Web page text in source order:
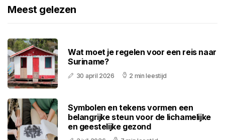
Meest gelezen
Wat moet je regelen voor een reis naar
Suriname?
30 april 2026 2 min leestijd
Symbolen en tekens vormen een
belangrijke steun voor de lichamelijke
en geestelijke gezond